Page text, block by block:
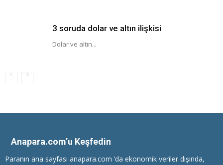
3 soruda dolar ve altın ilişkisi
Dolar ve altın...
Anapara.com’u Keşfedin
Paranın ana sayfası anapara.com ’da ekonomik veriler dışında,